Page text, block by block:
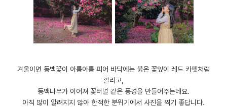
겨울이면 동백꽃이 아름아름 피어 바닥에는 붉은 꽃잎이 레드 카펫처럼
깔리고,
동백나무가 이어져 꽃터널 같은 풍경을 만들어주는데요.
아직 많이 알려지지 않아 한적한 분위기에서 사진을 찍기 좋답니다.